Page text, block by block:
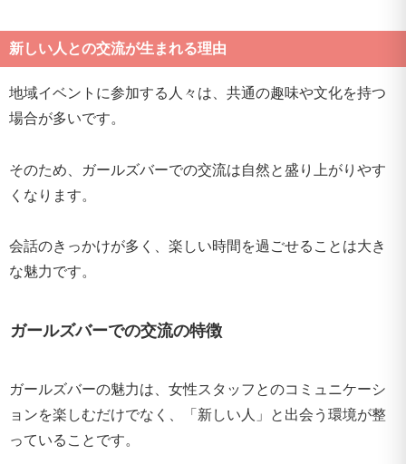
新しい人との交流が生まれる理由
地域イベントに参加する人々は、共通の趣味や文化を持つ
場合が多いです。
そのため、ガールズバーでの交流は自然と盛り上がりやす
くなります。
会話のきっかけが多く、楽しい時間を過ごせることは大き
な魅力です。
ガールズバーでの交流の特徴
ガールズバーの魅力は、女性スタッフとのコミュニケーシ
ョンを楽しむだけでなく、「新しい人」と出会う環境が整
っていることです。